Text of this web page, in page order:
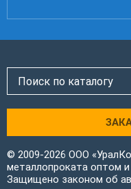
© 2009-2026 ООО
металлопроката оптом и
Защищено законом об